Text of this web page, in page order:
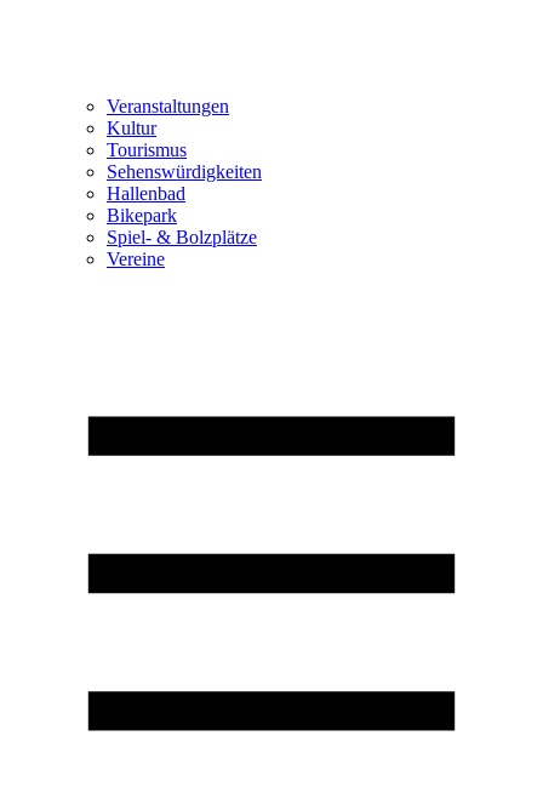
Veranstaltungen
Kultur
Tourismus
Sehenswürdigkeiten
Hallenbad
Bikepark
Spiel- & Bolzplätze
Vereine